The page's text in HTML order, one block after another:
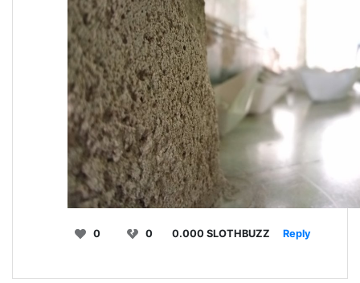
0 0 0.000 SLOTHBUZZ Reply